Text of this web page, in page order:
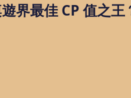
界最佳 CP 值之王